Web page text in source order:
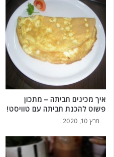
איך מכינים חביתה – מתכון
פשוט להכנת חביתה עם טוויסט!
מרץ 10, 2020